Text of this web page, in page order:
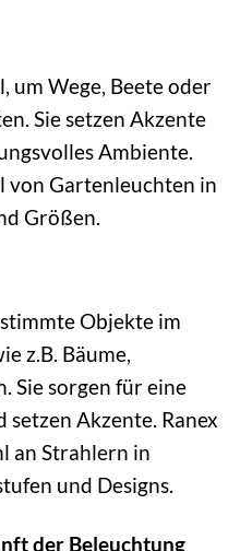
um Wege, Beete oder
Sie setzen Akzente
Ambiente.
von Gartenleuchten in
Größen.
Objekte im
z.B. Bäume,
Sie sorgen für eine
Akzente. Ranex
an Strahlern in
und Designs.
der Beleuchtung